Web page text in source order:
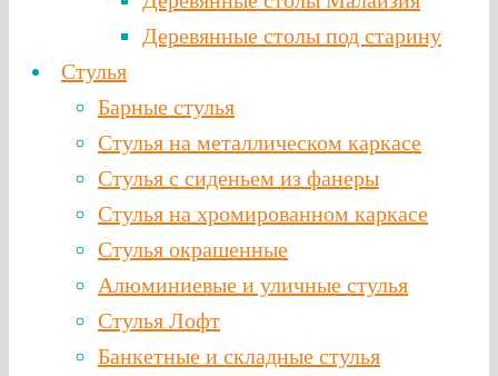
Деревянные столы под старину
Стулья
Барные стулья
Стулья на металлическом каркасе
Стулья с сиденьем из фанеры
Стулья на хромированном каркасе
Стулья окрашенные
Алюминиевые и уличные стулья
Стулья Лофт
Банкетные и складные стулья